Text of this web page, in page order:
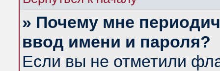
» Почему мне
ввод имени и пароля?
Если вы не отметили